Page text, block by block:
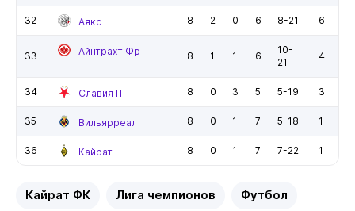
32 Аякс 8 2 0 6 8-21 6
33 Айнтрахт Фр 8 1 1 6
10-
21
4
34 Славия П 8 0 3 5 5-19 3
35 Вильярреал 8 0 1 7 5-18 1
36 Кайрат 8 0 1 7 7-22 1
Кайрат ФК Лига чемпионов Футбол